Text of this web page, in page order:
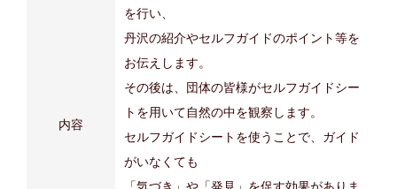
内容
を行い、
丹沢の紹介やセルフガイドのポイント等を
お伝えします。
その後は、団体の皆様がセルフガイドシー
トを用いて自然の中を観察します。
セルフガイドシートを使うことで、ガイド
がいなくても